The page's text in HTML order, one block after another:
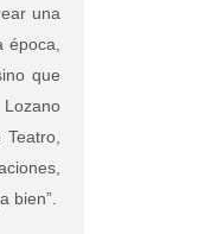
una
que
bien”.